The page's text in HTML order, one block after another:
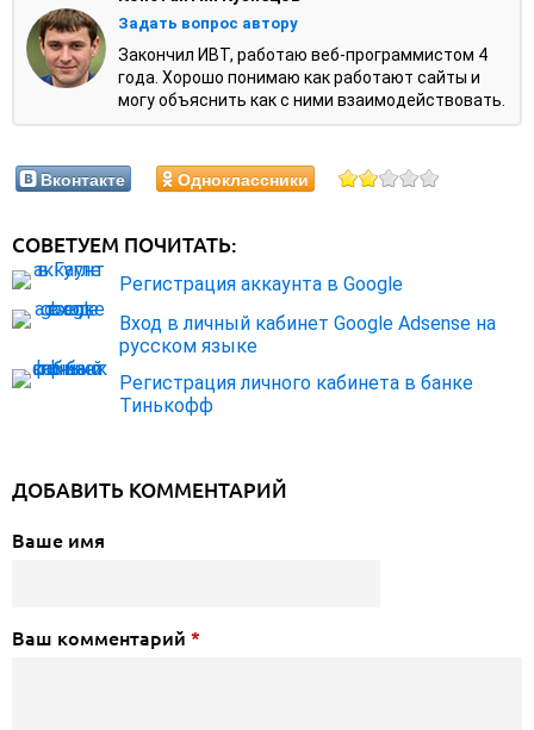
Задать вопрос автору
Закончил ИВТ, работаю веб-программистом 4
года. Хорошо понимаю как работают сайты и
могу объяснить как с ними взаимодействовать.
Вконтакте Одноклассники
СОВЕТУЕМ ПОЧИТАТЬ:
Регистрация аккаунта в Google
Вход в личный кабинет Google Adsense на
русском языке
Регистрация личного кабинета в банке
Тинькофф
ДОБАВИТЬ КОММЕНТАРИЙ
Ваше имя
Ваш комментарий *